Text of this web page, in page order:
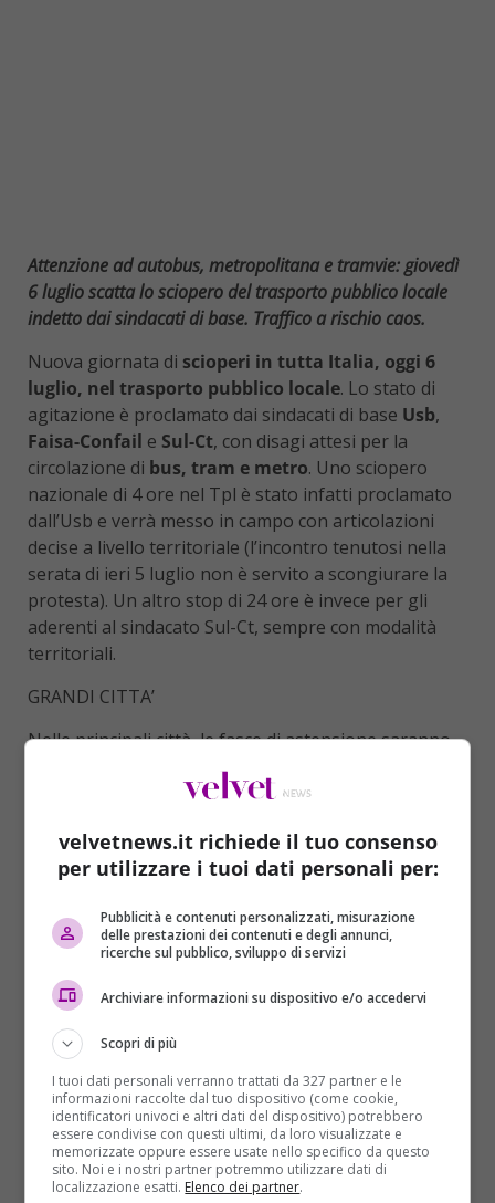
Attenzione ad autobus, metropolitana e tramvie: giovedì
6 luglio scatta lo sciopero del trasporto pubblico locale
indetto dai sindacati di base. Traffico a rischio caos.
Nuova giornata di scioperi in tutta Italia, oggi 6
luglio, nel trasporto pubblico locale. Lo stato di
agitazione è proclamato dai sindacati di base Usb,
Faisa-Confail e Sul-Ct, con disagi attesi per la
circolazione di bus, tram e metro. Uno sciopero
nazionale di 4 ore nel Tpl è stato infatti proclamato
dall’Usb e verrà messo in campo con articolazioni
decise a livello territoriale (l’incontro tenutosi nella
serata di ieri 5 luglio non è servito a scongiurare la
protesta). Un altro stop di 24 ore è invece per gli
aderenti al sindacato Sul-Ct, sempre con modalità
territoriali.
GRANDI CITTA’
Nelle principali città, le fasce di astensione saranno
Roma
ore 11.00 alle 15.00; aTorinodalle ore
per bus e metro dalleore 9.00 alle 13.00.
velvetnews.it richiede il tuo consenso
per utilizzare i tuoi dati personali per:
Pubblicità e contenuti personalizzati, misurazione
delle prestazioni dei contenuti e degli annunci,
ricerche sul pubblico, sviluppo di servizi
Archiviare informazioni su dispositivo e/o accedervi
Scopri di più
I tuoi dati personali verranno trattati da 327 partner e le
informazioni raccolte dal tuo dispositivo (come cookie,
identificatori univoci e altri dati del dispositivo) potrebbero
essere condivise con questi ultimi, da loro visualizzate e
memorizzate oppure essere usate nello specifico da questo
sito. Noi e i nostri partner potremmo utilizzare dati di
localizzazione esatti. Elenco dei partner.